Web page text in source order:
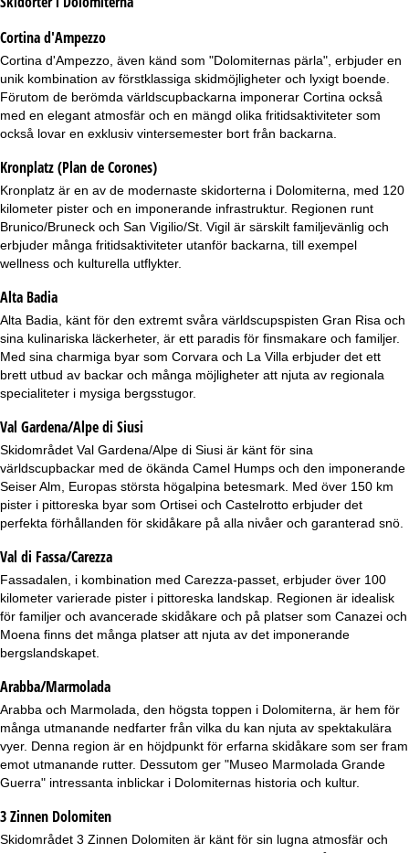
Cortina d'Ampezzo
Cortina d'Ampezzo, även känd som "Dolomiternas pärla", erbjuder en
unik kombination av förstklassiga skidmöjligheter och lyxigt boende.
Förutom de berömda världscupbackarna imponerar Cortina också
med en elegant atmosfär och en mängd olika fritidsaktiviteter som
också lovar en exklusiv vintersemester bort från backarna.
Kronplatz (Plan de Corones)
Kronplatz är en av de modernaste skidorterna i Dolomiterna, med 120
kilometer pister och en imponerande infrastruktur. Regionen runt
Brunico/Bruneck och San Vigilio/St. Vigil är särskilt familjevänlig och
erbjuder många fritidsaktiviteter utanför backarna, till exempel
wellness och kulturella utflykter.
Alta Badia
Alta Badia, känt för den extremt svåra världscupspisten Gran Risa och
sina kulinariska läckerheter, är ett paradis för finsmakare och familjer.
Med sina charmiga byar som Corvara och La Villa erbjuder det ett
brett utbud av backar och många möjligheter att njuta av regionala
specialiteter i mysiga bergsstugor.
Val Gardena/Alpe di Siusi
Skidområdet Val Gardena/Alpe di Siusi är känt för sina
världscupbackar med de ökända Camel Humps och den imponerande
Seiser Alm, Europas största högalpina betesmark. Med över 150 km
pister i pittoreska byar som Ortisei och Castelrotto erbjuder det
perfekta förhållanden för skidåkare på alla nivåer och garanterad snö.
Val di Fassa/Carezza
Fassadalen, i kombination med Carezza-passet, erbjuder över 100
kilometer varierade pister i pittoreska landskap. Regionen är idealisk
för familjer och avancerade skidåkare och på platser som Canazei och
Moena finns det många platser att njuta av det imponerande
bergslandskapet.
Arabba/Marmolada
Arabba och Marmolada, den högsta toppen i Dolomiterna, är hem för
många utmanande nedfarter från vilka du kan njuta av spektakulära
vyer. Denna region är en höjdpunkt för erfarna skidåkare som ser fram
emot utmanande rutter. Dessutom ger "Museo Marmolada Grande
Guerra" intressanta inblickar i Dolomiternas historia och kultur.
3 Zinnen Dolomiten
Skidområdet 3 Zinnen Dolomiten är känt för sin lugna atmosfär och